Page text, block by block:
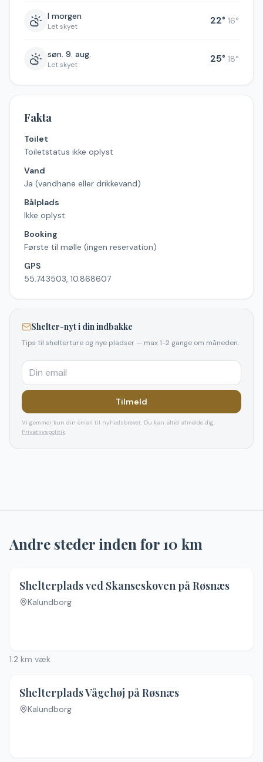
I morgen
Let skyet 22° 16°
søn. 9. aug.
Let skyet 25° 18°
Fakta
Toilet
Toiletstatus ikke oplyst
Vand
Ja (vandhane eller drikkevand)
Bålplads
Ikke oplyst
Booking
Første til mølle (ingen reservation)
GPS
55.743503, 10.868607
Shelter-nyt i din indbakke
Tips til shelterture og nye pladser — max 1-2 gange om måneden.
Tilmeld
Vi gemmer kun din email til nyhedsbrevet. Du kan altid afmelde dig.
Privatlivspolitik
Andre steder inden for10 km
4.8(
Shelterplads ved Skanseskoven på Røsnæs
Kalundborg
1.2 km væk
Shelterplads Vågehøj på Røsnæs
Kalundborg